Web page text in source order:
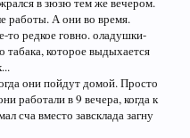
работы. А они во время.
то редкое говно. оладушки-
которое выдыхается
они пойдут домой. Просто
работали в 9 вечера, когда к
сча вместо завсклада загну